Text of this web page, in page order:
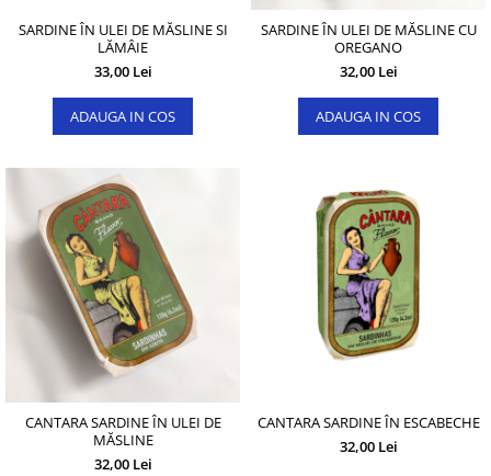
SARDINE ÎN ULEI DE MĂSLINE SI
LĂMÂIE
33,00 Lei
ADAUGA IN COS
SARDINE ÎN ULEI DE MĂSLINE CU
OREGANO
32,00 Lei
ADAUGA IN COS
CANTARA SARDINE ÎN ULEI DE
MĂSLINE
32,00 Lei
CANTARA SARDINE ÎN ESCABECHE
32,00 Lei